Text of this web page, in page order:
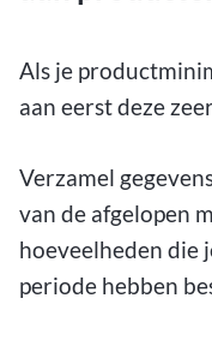
Als je
aan eerst deze
Verzamel
van de afgelopen
hoeveelheden die
periode hebben